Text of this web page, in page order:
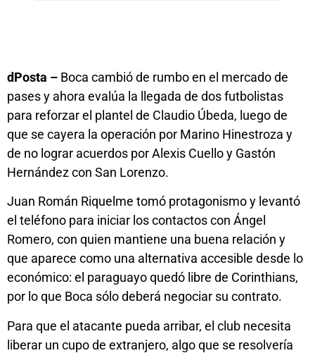
dPosta – Boca cambió de rumbo en el mercado de
pases y ahora evalúa la llegada de dos futbolistas
para reforzar el plantel de Claudio Úbeda, luego de
que se cayera la operación por Marino Hinestroza y
de no lograr acuerdos por Alexis Cuello y Gastón
Hernández con San Lorenzo.
Juan Román Riquelme tomó protagonismo y levantó
el teléfono para iniciar los contactos con Ángel
Romero, con quien mantiene una buena relación y
que aparece como una alternativa accesible desde lo
económico: el paraguayo quedó libre de Corinthians,
por lo que Boca sólo deberá negociar su contrato.
Para que el atacante pueda arribar, el club necesita
liberar un cupo de extranjero, algo que se resolvería